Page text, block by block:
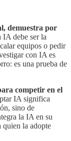
demuestra por
IA debe ser la
equipos o pedir
con IA es
es una prueba de
competir en el
IA significa
sino de
la IA en su
quien la adopte